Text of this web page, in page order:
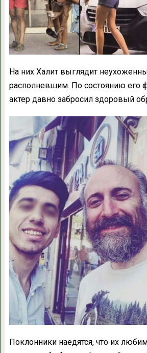
На них Халит выглядит
располневшим. По состоянию его
актер давно забросил здоровый
Поклонники наедятся, что их